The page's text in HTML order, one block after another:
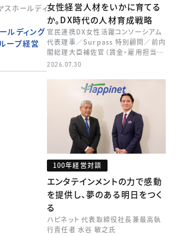
」による成長戦
スホールディングス
ルディング
ープ経営
女性経営人材をいかに育てる
か。DX時代の人材育成戦略
官民連携DX女性活躍コンソーシアム
代表理事／Surpass 特別顧問／前内
閣総理大臣補佐官（賃金・雇用担当）
矢田 稚子
2026.07.30
100年経営対談
エンタテインメントの力で感動
を提供し、夢のある明日をつく
る
ハピネット 代表取締役社長兼最高執
行責任者 水谷 敏之氏